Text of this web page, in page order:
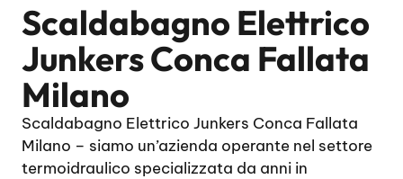
Scaldabagno Elettrico
Junkers Conca Fallata
Milano
Scaldabagno Elettrico Junkers Conca Fallata
Milano – siamo un’azienda operante nel settore
termoidraulico specializzata da anni in